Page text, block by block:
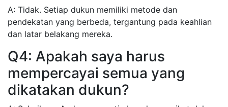
A: Tidak. Setiap dukun memiliki metode dan
pendekatan yang berbeda, tergantung pada keahlian
dan latar belakang mereka.
Q4: Apakah saya harus
mempercayai semua yang
dikatakan dukun?